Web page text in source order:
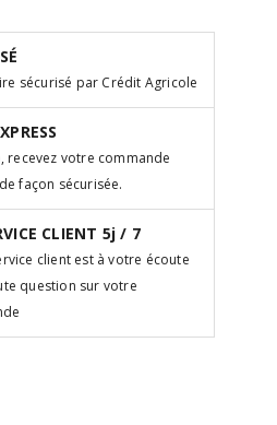
sécurisé par Crédit Agricole
recevez votre commande
façon sécurisée.
CLIENT 5j / 7
client est à votre écoute
question sur votre